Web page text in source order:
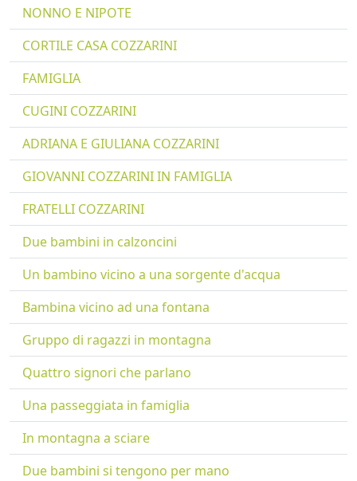
NONNO E NIPOTE
CORTILE CASA COZZARINI
FAMIGLIA
CUGINI COZZARINI
ADRIANA E GIULIANA COZZARINI
GIOVANNI COZZARINI IN FAMIGLIA
FRATELLI COZZARINI
Due bambini in calzoncini
Un bambino vicino a una sorgente d'acqua
Bambina vicino ad una fontana
Gruppo di ragazzi in montagna
Quattro signori che parlano
Una passeggiata in famiglia
In montagna a sciare
Due bambini si tengono per mano